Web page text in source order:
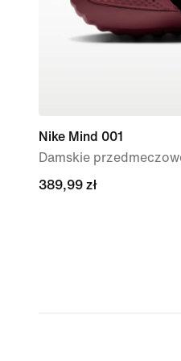
Nike Mind 001
Damskie
389,99 zł
389,99 zł